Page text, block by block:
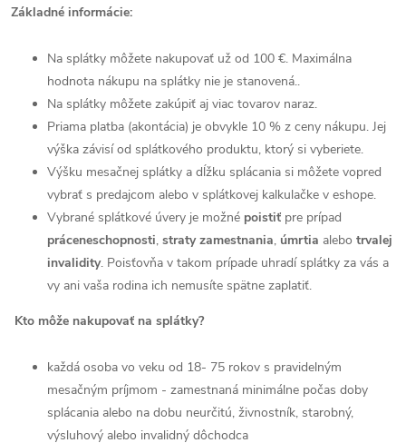
Základné informácie:
Na splátky môžete nakupovať už od 100 €. Maximálna
hodnota nákupu na splátky nie je stanovená..
Na splátky môžete zakúpiť aj viac tovarov naraz.
Priama platba (akontácia) je obvykle 10 % z ceny nákupu. Jej
výška závisí od splátkového produktu, ktorý si vyberiete.
Výšku mesačnej splátky a dĺžku splácania si môžete vopred
vybrať s predajcom alebo v splátkovej kalkulačke v eshope.
Vybrané splátkové úvery je možné poistiť pre prípad
práceneschopnosti, straty zamestnania, úmrtia alebo trvalej
invalidity. Poisťovňa v takom prípade uhradí splátky za vás a
vy ani vaša rodina ich nemusíte spätne zaplatiť.
Kto môže nakupovať na splátky?
každá osoba vo veku od 18- 75 rokov s pravidelným
mesačným príjmom - zamestnaná minimálne počas doby
splácania alebo na dobu neurčitú, živnostník, starobný,
výsluhový alebo invalidný dôchodca